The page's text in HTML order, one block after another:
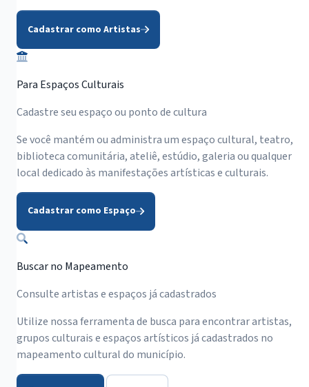
Cadastrar como Artistas
Para Espaços Culturais
Cadastre seu espaço ou ponto de cultura
Se você mantém ou administra um espaço cultural, teatro,
biblioteca comunitária, ateliê, estúdio, galeria ou qualquer
local dedicado às manifestações artísticas e culturais.
Cadastrar como Espaço
Buscar no Mapeamento
Consulte artistas e espaços já cadastrados
Utilize nossa ferramenta de busca para encontrar artistas,
grupos culturais e espaços artísticos já cadastrados no
mapeamento cultural do município.